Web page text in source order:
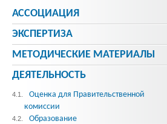
АССОЦИАЦИЯ
ЭКСПЕРТИЗА
МЕТОДИЧЕСКИE МАТЕРИАЛЫ
ДЕЯТЕЛЬНОСТЬ
4.1.
Оценка для Правительственной
комиссии
4.2. Образование